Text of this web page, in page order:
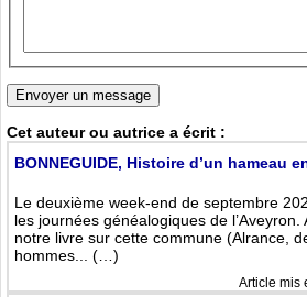
Cet auteur ou autrice a écrit :
BONNEGUIDE, Histoire d’un hameau
Le deuxième week-end de septembre
les journées généalogiques de
notre livre sur cette commune (Alrance,
hommes... (…)
Article mis